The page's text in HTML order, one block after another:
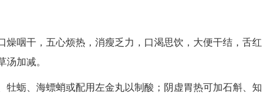
咽干，五心烦热，消瘦乏力，口渴思饮，大便干结，舌红
加减。
蛎、海螵蛸或配用左金丸以制酸；阴虚胃热可加石斛、知